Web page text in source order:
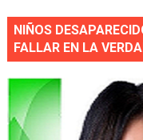
NIÑOS
FALLAR EN LA